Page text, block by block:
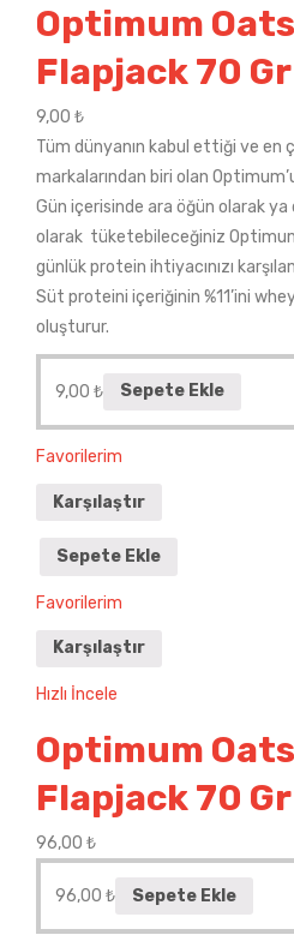
Optimum
Flapjack 70 Gr
9,00 ₺
Tüm dünyanın kabul ettiği ve en
markalarından biri olan
Gün içerisinde ara öğün olarak ya
olarak tüketebileceğiniz
günlük protein ihtiyacınızı
Süt proteini içeriğinin %11’ini
oluşturur.
9,00 ₺ Sepete Ekle
Favorilerim
Karşılaştır
Sepete Ekle
Favorilerim
Karşılaştır
Hızlı İncele
Optimum
Flapjack 70
96,00 ₺
96,00 ₺ Sepete Ekle